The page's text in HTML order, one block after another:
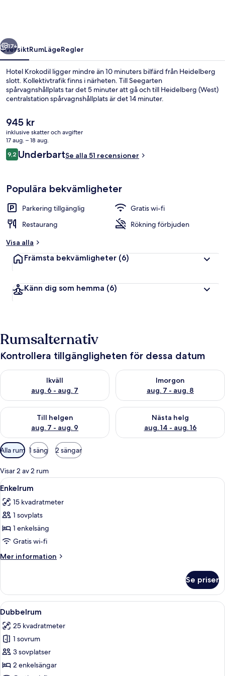
Exteriör
Nästa
17+
ÖversiktRumLägeRegler
Hotel Krokodil ligger mindre än 10 minuters bilfärd från Heidelberg
slott. Kollektivtrafik finns i närheten. Till Seegarten
spårvagnshållplats tar det 5 minuter att gå och till Heidelberg (West)
centralstation spårvagnshållplats är det 14 minuter.
Det
nuvarande
priset
är
945 kr
945 kr
inklusive skatter och avgifter
17 aug. – 18 aug.
Recensioner
9,29,2 av 10,
UnderbartSe alla 51 recensioner
Populära bekvämligheter
Parkering tillgänglig
Gratis wi-fi
Restaurang
Rökning förbjuden
Visa alla
Främsta bekvämligheter (6)
Känn dig som hemma (6)
Rumsalternativ
Kontrollera tillgängligheten för dessa datum
Ikväll
aug. 6 - aug. 7
Kontrollera tillgängligheten för ikväll aug. 6 - aug. 7
Imorgon
aug. 7 - aug. 8
Kontrollera tillgängligheten
Till helgen
aug. 7 - aug. 9
Kontrollera tillgängligheten för den här helgen aug. 7 - aug. 9
Nästa helg
aug. 14 - aug. 16
Kontrollera tillgängligheten
Tillgängliga
filter
för
rum
Alla rum 1 säng 2 sängar
Visar 2 av 2 rum
Öppna
alla
foton
för
Enkelrum
Ett hotellrum med ett skrivbord i trä,
3
Enkelrum
15 kvadratmeter
1 sovplats
1 enkelsäng
Gratis wi-fi
Mer information
Mer
Se priser
Öppna
alla
foton
för
Dubbelrum
Ett hotellrum med två separata
6
Dubbelrum
25 kvadratmeter
1 sovrum
3 sovplatser
2 enkelsängar